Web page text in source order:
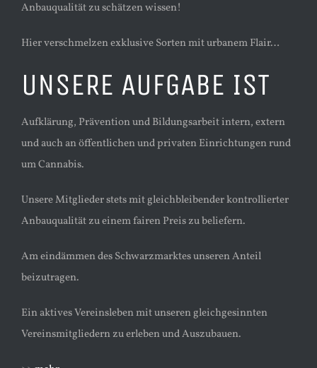
Anbauqualität zu schätzen wissen!
Hier verschmelzen exklusive Sorten mit urbanem Flair…
UNSERE AUFGABE IST
Aufklärung, Prävention und Bildungsarbeit intern, extern
und auch an öffentlichen und privaten Einrichtungen rund
um Cannabis.
Unsere Mitglieder stets mit gleichbleibender kontrollierter
Anbauqualität zu einem fairen Preis zu beliefern.
Am eindämmen des Schwarzmarktes unseren Anteil
beizutragen.
Ein aktives Vereinsleben mit unseren gleichgesinnten
Vereinsmitgliedern zu erleben und Auszubauen.